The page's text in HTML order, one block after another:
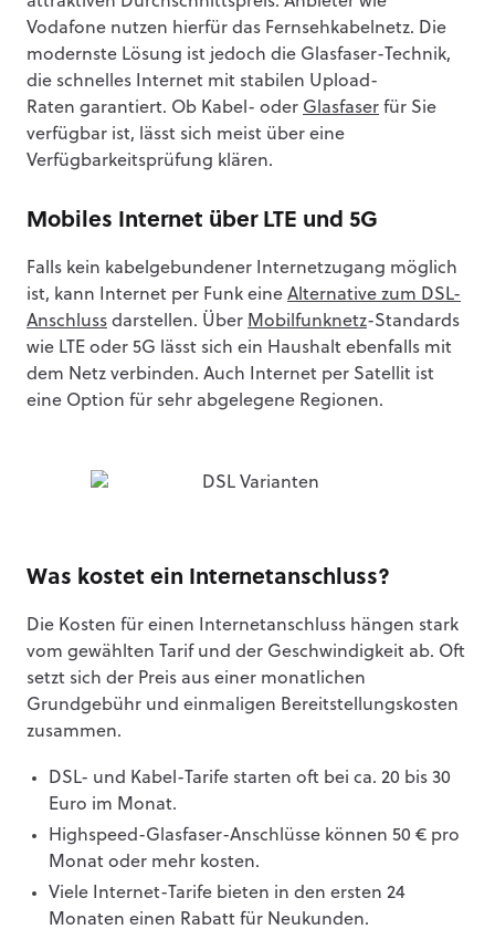
Vodafone nutzen hierfür das Fernsehkabelnetz. Die
modernste Lösung ist jedoch die Glasfaser-Technik,
die schnelles Internet mit stabilen Upload-
Raten garantiert. Ob Kabel- oder Glasfaser für Sie
verfügbar ist, lässt sich meist über eine
Verfügbarkeitsprüfung klären.
Mobiles Internet über LTE und 5G
Falls kein kabelgebundener Internetzugang möglich
ist, kann Internet per Funk eine Alternative zum DSL-
Anschluss darstellen. Über Mobilfunknetz-Standards
wie LTE oder 5G lässt sich ein Haushalt ebenfalls mit
dem Netz verbinden. Auch Internet per Satellit ist
eine Option für sehr abgelegene Regionen.
Was kostet ein Internetanschluss?
Die Kosten für einen Internetanschluss hängen stark
vom gewählten Tarif und der Geschwindigkeit ab. Oft
setzt sich der Preis aus einer monatlichen
Grundgebühr und einmaligen Bereitstellungskosten
zusammen.
DSL- und Kabel-Tarife starten oft bei ca. 20 bis 30
Euro im Monat.
Highspeed-Glasfaser-Anschlüsse können 50 € pro
Monat oder mehr kosten.
Viele Internet-Tarife bieten in den ersten 24
Monaten einen Rabatt für Neukunden.